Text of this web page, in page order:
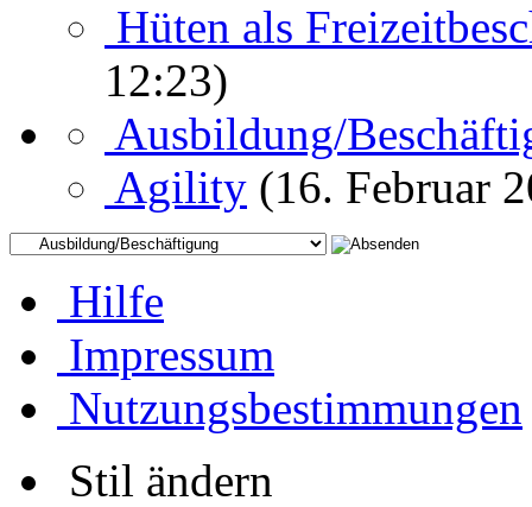
Hüten als
12:23)
Ausbildung/
Agility (16. Februar
Hilfe
Impressum
Nutzungsbestimmungen
Stil ändern